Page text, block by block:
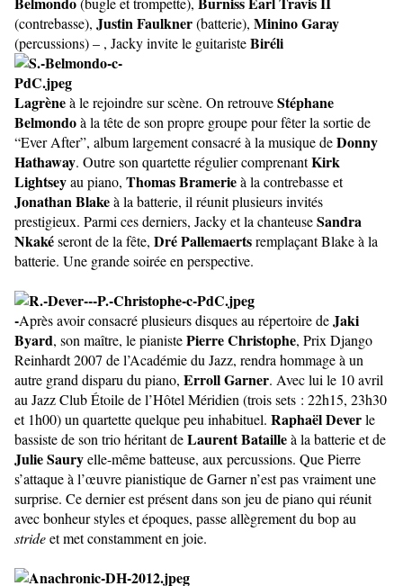
(contrebasse), Justin Faulkner(batterie), Minino Garay
(percussions) – , Jacky invite le guitaristeBiréli
Lagrèneà le rejoindre sur scène. On retrouveStéphane
Belmondoà la tête de son propre groupe pour fêter la sortie de
“Ever After”, album largement consacré à la musique deDonny
Hathaway. Outre son quartette régulier comprenantKirk
Lightseyau piano, Thomas Bramerieà la contrebasse et
Jonathan Blakeà la batterie, il réunit plusieurs invités
prestigieux. Parmi ces derniers, Jacky et la chanteuseSandra
Nkakéseront de la fête, Dré Pallemaertsremplaçant Blake à la
batterie. Une grande soirée en perspective.
-Après avoir consacré plusieurs disques au répertoire deJaki
Byard, son maître, le pianistePierre Christophe, Prix Django
Reinhardt 2007 de l’Académie du Jazz, rendra hommage à un
autre grand disparu du piano, Erroll Garner. Avec lui le 10 avril
au Jazz Club Étoile de l’Hôtel Méridien (trois sets : 22h15, 23h30
et 1h00) un quartette quelque peu inhabituel. Raphaël Deverle
bassiste de son trio héritant deLaurent Batailleà la batterie et de
Julie Sauryelle-même batteuse, aux percussions. Que Pierre
s’attaque à l’œuvre pianistique de Garner n’est pas vraiment une
surprise. Ce dernier est présent dans son jeu de piano qui réunit
avec bonheur styles et époques, passe allègrement du bop au
strideet met constamment en joie.